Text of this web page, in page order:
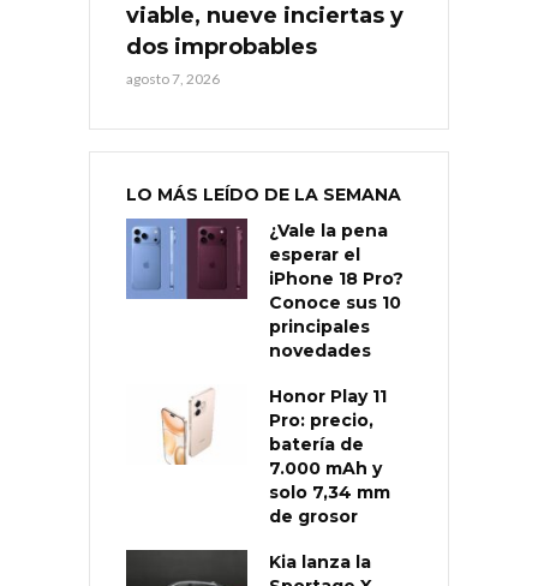
viable, nueve inciertas y
dos improbables
agosto 7, 2026
LO MÁS LEÍDO DE LA SEMANA
¿Vale la pena
esperar el
iPhone 18 Pro?
Conoce sus 10
principales
novedades
Honor Play 11
Pro: precio,
batería de
7.000 mAh y
solo 7,34 mm
de grosor
Kia lanza la